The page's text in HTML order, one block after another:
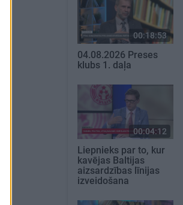
00:18:53
04.08.2026 Preses
klubs 1. daļa
00:04:12
Liepnieks par to, kur
kavējas Baltijas
aizsardzības līnijas
izveidošana